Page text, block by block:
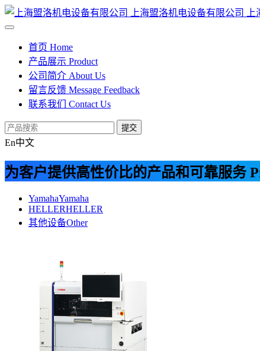
上海盟洛机电设备有限公司
首页 Home
产品展示 Product
公司简介 About Us
留言反馈 Message Feedback
联系我们
Contact Us
提交
En中文
为客户提供高性价比的产品和可靠服务
YamahaYamaha
HELLERHELLER
其他设备Other